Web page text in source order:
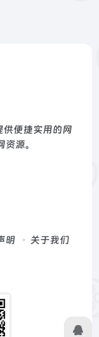
便捷实用的网
源。
明
关于我们